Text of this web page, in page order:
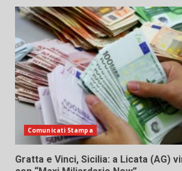
Comunicati Stampa
Gratta e Vinci, Sicilia: a Licata (AG)